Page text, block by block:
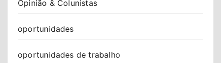
Opinião & Colunistas
oportunidades
oportunidades de trabalho